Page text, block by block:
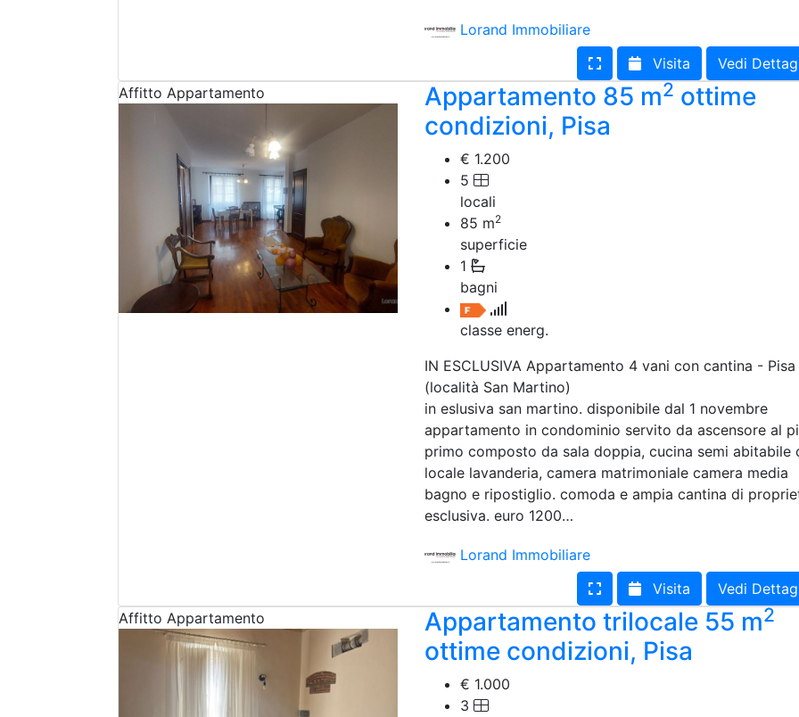
Lorand Immobiliare
Visita
Vedi
Affitto Appartamento Appartamento 85 m2 ottime
condizioni, Pisa
€ 1.200
5
locali
85 m2
superficie
1
bagni
classe energ.
IN ESCLUSIVA Appartamento 4 vani con cantina - Pisa
(località San Martino)
in eslusiva san martino. disponibile dal 1 novembre
appartamento in condominio servito da ascensore al
primo composto da sala doppia, cucina semi abitabile
locale lavanderia, camera matrimoniale camera media
bagno e ripostiglio. comoda e ampia cantina di
esclusiva. euro 1200…
Lorand Immobiliare
Visita
Vedi
Affitto Appartamento Appartamento trilocale 55 m2
ottime condizioni, Pisa
€ 1.000
3